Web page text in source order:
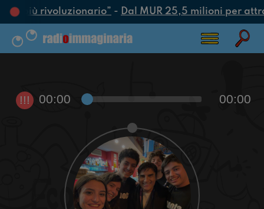
più rivoluzionario”-Dal MUR 25,5 milioni per
!!! 00:00 00:00